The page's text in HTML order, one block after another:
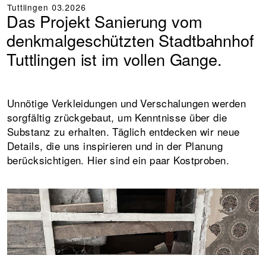
Tuttlingen 03.2026
Das Projekt Sanierung vom
denkmalgeschützten Stadtbahnhof
Tuttlingen ist im vollen Gange.
Unnötige Verkleidungen und Verschalungen werden
sorgfältig zrückgebaut, um Kenntnisse über die
Substanz zu erhalten. Täglich entdecken wir neue
Details, die uns inspirieren und in der Planung
berücksichtigen. Hier sind ein paar Kostproben.